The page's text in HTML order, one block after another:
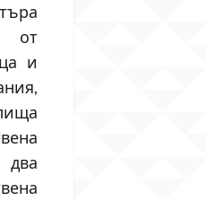
от
и